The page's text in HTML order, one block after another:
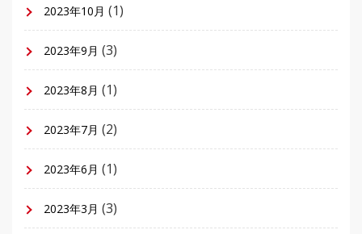
2023年10月 (1)
2023年9月 (3)
2023年8月 (1)
2023年7月 (2)
2023年6月 (1)
2023年3月 (3)